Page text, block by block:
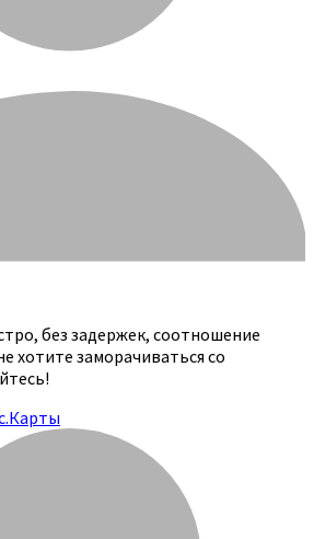
без задержек, соотношение
хотите заморачиваться со